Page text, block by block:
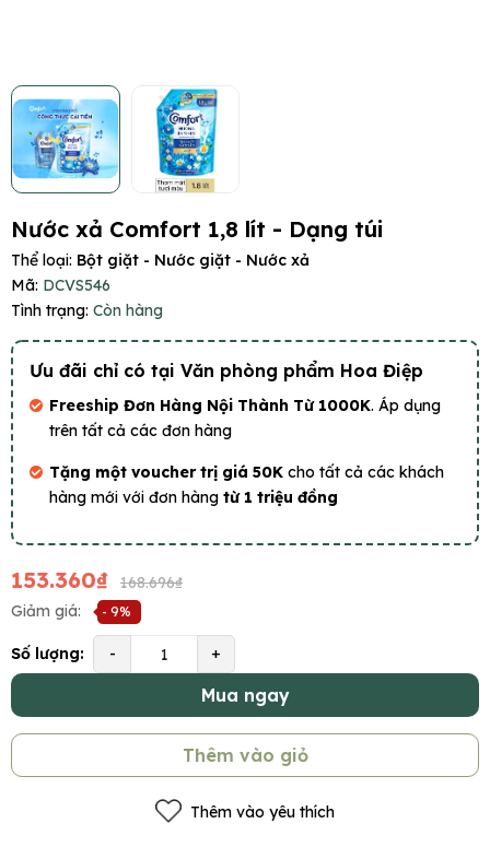
Nước xả Comfort 1,8 lít - Dạng túi
Thể loại: Bột giặt - Nước giặt - Nước xả
Mã: DCVS546
Tình trạng: Còn hàng
Ưu đãi chỉ có tại Văn phòng phẩm Hoa Điệp
Freeship Đơn Hàng Nội Thành Từ 1000K. Áp dụng
trên tất cả các đơn hàng
Tặng một voucher trị giá 50K cho tất cả các khách
hàng mới với đơn hàng từ 1 triệu đồng
153.360₫
168.696₫
Giảm giá:
- 9%
Số lượng: - +
Mua ngay
Thêm vào giỏ
Thêm vào yêu thích